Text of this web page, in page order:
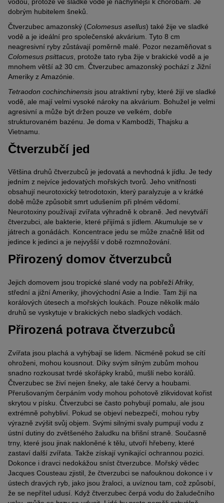
dobrým hubitelem šneků.
Čtverzubec amazonský (Colomesus asellus) také žije ve sladké
vodě a je ideální pro společenské akvárium. Tyto 8 cm
neagresivní ryby zůstávají poměrně malé. Pozor nezaměňovat s
Colomesus psittacus , protože tato ryba žije v brakické vodě a je
mnohem větší až 30 cm. Čtverzubec amazonský pochází z Jižní
Ameriky z Amazónie.
Tetraodon cochinchinensis jsou atraktivní ryby, které žijí ve sladké
vodě, ale mají velmi vysoké nároky na akvárium. Bohužel je velmi
agresivní a může být držen pouze ve velkém, dobře
strukturovaném bazénu. Je doma v Kambodži, Thajsku a
Vietnamu.
Čtverzubčí jed
Většina druhů čtverzubců je jedovatá a nevhodná k jídlu. Je tedy
jedním z nejvíce jedovatých mořských tvorů. Jeho vnitřnosti
obsahují neurotoxický tetrodotoxin, který paralyzuje a v krátké
době může způsobit smrt udušením při plném vědomí.
Neurotoxiny používají zvířata výhradně k obraně. Jed nevytváří
čtverzubci, ale bakterie, které přijímá s jídlem. Akumuluje se v
játrech a gonádách. Koncentrace jedu se může značně lišit od
jedince k jedinci a je nejvyšší v době rozmnožování.
Přirozený domov čtverzubců
Jejich domovem jsou tropické slané vody na pobřeží Afriky,
střední a jižní Ameriky, jihovýchodní Asie a Indie. Tam žijí na
korálových útesech a mořských loukách. Pouze několik málo
druhů se vyskytuje v brakických nebo sladkých vodách.
Přirozená potrava čtverzubců
Zvířata jsou plachá a vyhýbají se lidem. Nicméně pokud se cítí
ohroženi, mohou kousnout. Díky svým silným zubům mohou
snadno rozkousat tvrdé skořápky krabů, mušlí nebo korálů.
Čtverzubec se živí nejen šneky, ale také červy a houbami.
Přerušovaným čerpáním vody mohou pohotově zlikvidovat kořist
skrytou v písku. Čtverzubci se často pohybují pomalu, ale jsou
extrémně pohybliví. Pokud se objeví nebezpečí, mohou ryby
výrazně zvýšit svůj objem. Svými silnými svaly pumpují vodu z
ústní dutiny do zvětšeného žaludku na břišní straně. Současně
trny, které jsou jinak nakloněné k tělu, utvoří hřebeny, které
zastaví další zvířata. Takže získají vynikající ochrannou pozici.
Dokonce i dravci nedokážou sníst čtverzubce. Mořský vědec
Jacques Cousteau zjistil, že čtverzubci se nafouknou dokonce i v
ústech dravých ryb, jako jsou žraloci, a uvíznou tam, což způsobí,
že se nepřítel udusí. Když čtverzubec čerpá vodu do žaludečního